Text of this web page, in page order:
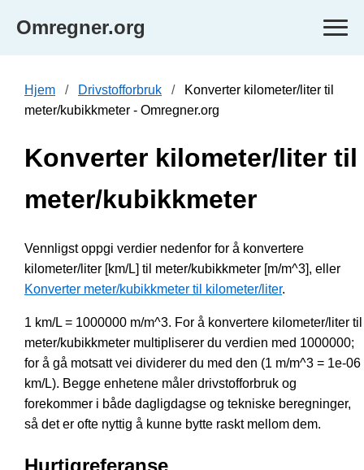
Omregner.org
Hjem Drivstofforbruk
Konverter kilometer/liter til
meter/kubikkmeter - Omregner.org
Konverter kilometer/liter til
meter/kubikkmeter
Vennligst oppgi verdier nedenfor for å konvertere
kilometer/liter [km/L] til meter/kubikkmeter [m/m^3], eller
Konverter meter/kubikkmeter til kilometer/liter.
1 km/L = 1000000 m/m^3. For å konvertere kilometer/liter til
meter/kubikkmeter multipliserer du verdien med 1000000;
for å gå motsatt vei dividerer du med den (1 m/m^3 = 1e-06
km/L). Begge enhetene måler drivstofforbruk og
forekommer i både dagligdagse og tekniske beregninger,
så det er ofte nyttig å kunne bytte raskt mellom dem.
Hurtigreferanse